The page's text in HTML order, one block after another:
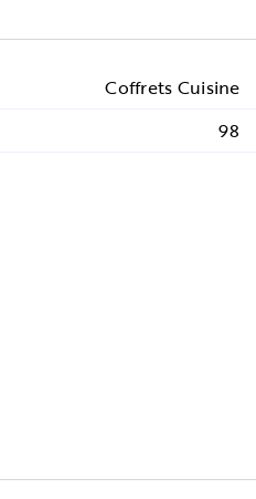
Coffrets Cuisine
98